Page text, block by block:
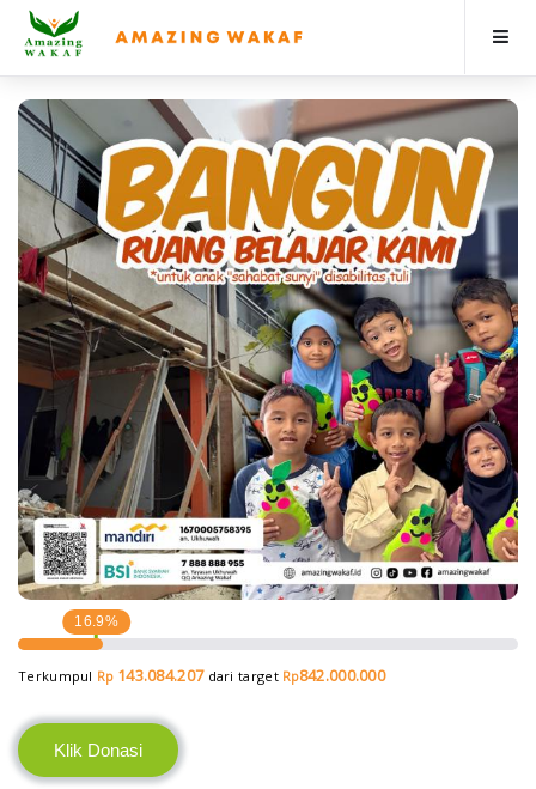
Beranda
Berita & Artikel
Program
Profile
Donasi
16.9%
Terkumpul Rp143.084.207 dari target Rp842.000.000
Klik Donasi